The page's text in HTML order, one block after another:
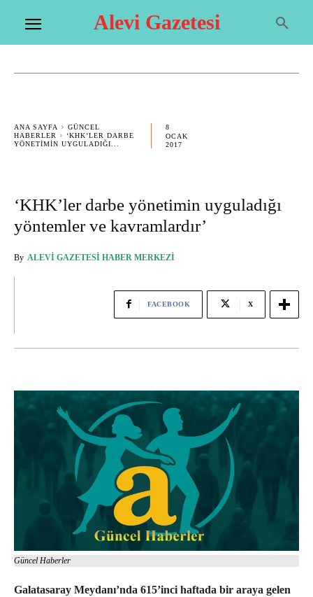
Alevi Gazetesi
ANA SAYFA
GÜNCEL
HABERLER
‘KHK’LER DARBE
YÖNETIMIN UYGULADIĞI...
8
OCAK
2017
‘KHK’ler darbe yönetimin uyguladığı
yöntemler ve kavramlardır’
By ALEVI GAZETESI HABER MERKEZI
FACEBOOK X
Güncel Haberler
Galatasaray Meydanı’nda 615’inci haftada bir araya gelen